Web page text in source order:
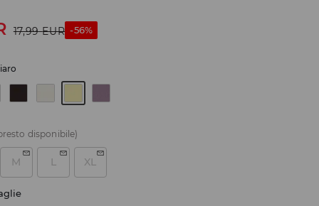
17,99 EUR -56%
disponibile)
M L XL